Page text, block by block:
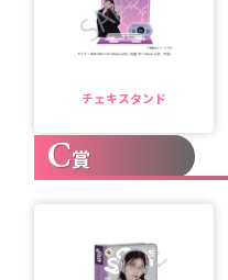
チェキスタンド
C賞